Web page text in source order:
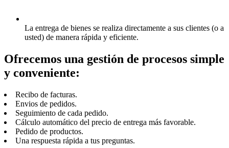
La entrega de bienes se realiza directamente a sus clientes (o a
usted) de manera rápida y eficiente.
Ofrecemos una gestión de procesos simple
y conveniente:
Recibo de facturas.
Envios de pedidos.
Seguimiento de cada pedido.
Cálculo automático del precio de entrega más favorable.
Pedido de productos.
Una respuesta rápida a tus preguntas.